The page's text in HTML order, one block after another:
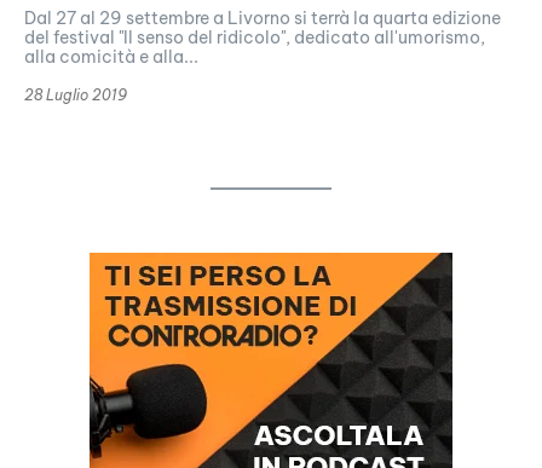
Dal 27 al 29 settembre a Livorno si terrà la quarta edizione
del festival "Il senso del ridicolo", dedicato all'umorismo,
alla comicità e alla...
28 Luglio 2019